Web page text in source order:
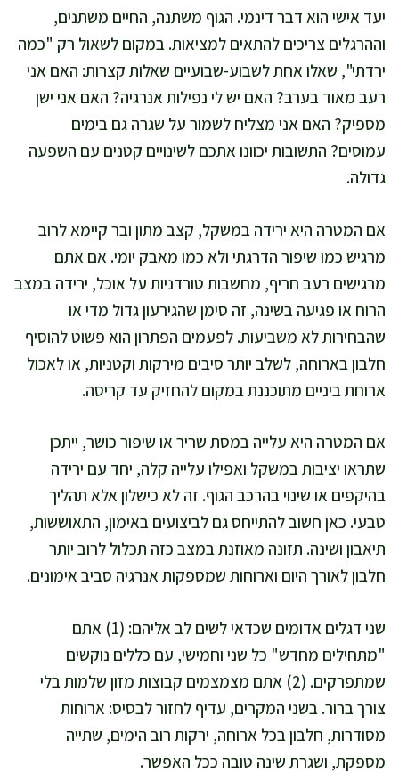
יעד אישי הוא דבר דינמי. הגוף משתנה, החיים משתנים,
וההרגלים צריכים להתאים למציאות. במקום לשאול רק "כמה
ירדתי", שאלו אחת לשבוע-שבועיים שאלות קצרות: האם אני
רעב מאוד בערב? האם יש לי נפילות אנרגיה? האם אני ישן
מספיק? האם אני מצליח לשמור על שגרה גם בימים
עמוסים? התשובות יכוונו אתכם לשינויים קטנים עם השפעה
גדולה.
אם המטרה היא ירידה במשקל, קצב מתון ובר קיימא לרוב
מרגיש כמו שיפור הדרגתי ולא כמו מאבק יומי. אם אתם
מרגישים רעב חריף, מחשבות טורדניות על אוכל, ירידה במצב
הרוח או פגיעה בשינה, זה סימן שהגירעון גדול מדי או
שהבחירות לא משביעות. לפעמים הפתרון הוא פשוט להוסיף
חלבון בארוחה, לשלב יותר סיבים מירקות וקטניות, או לאכול
ארוחת ביניים מתוכננת במקום להחזיק עד קריסה.
אם המטרה היא עלייה במסת שריר או שיפור כושר, ייתכן
שתראו יציבות במשקל ואפילו עלייה קלה, יחד עם ירידה
בהיקפים או שינוי בהרכב הגוף. זה לא כישלון אלא תהליך
טבעי. כאן חשוב להתייחס גם לביצועים באימון, התאוששות,
תיאבון ושינה. תזונה מאוזנת במצב כזה תכלול לרוב יותר
חלבון לאורך היום וארוחות שמספקות אנרגיה סביב אימונים.
שני דגלים אדומים שכדאי לשים לב אליהם: (1) אתם
"מתחילים מחדש" כל שני וחמישי, עם כללים נוקשים
שמתפרקים. (2) אתם מצמצמים קבוצות מזון שלמות בלי
צורך ברור. בשני המקרים, עדיף לחזור לבסיס: ארוחות
מסודרות, חלבון בכל ארוחה, ירקות רוב הימים, שתייה
מספקת, ושגרת שינה טובה ככל האפשר.